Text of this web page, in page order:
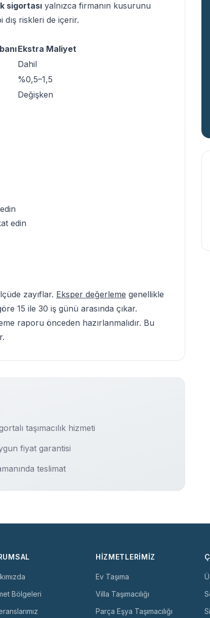
sigortası yalnızca firmanın kusurunu
dış riskleri de içerir.
Ekstra Maliyet
Dahil
%0,5–1,5
Değişken
edin
zayıflar. Eksper değerleme genellikle
15 ile 30 iş günü arasında çıkar.
raporu önceden hazırlanmalıdır. Bu
taşımacılık hizmeti
fiyat garantisi
teslimat
Bölgeleri
HIZMETLERIMIZ
Ev Taşıma
Villa Taşımacılığı
Parça Eşya Taşımacılığı